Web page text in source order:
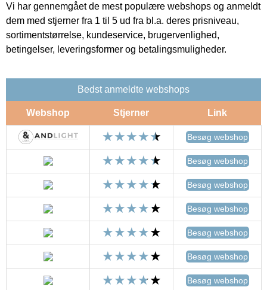
Vi har gennemgået de mest populære webshops og anmeldt
dem med stjerner fra 1 til 5 ud fra bl.a. deres prisniveau,
sortimentstørrelse, kundeservice, brugervenlighed,
betingelser, leveringsformer og betalingsmuligheder.
Bedst anmeldte webshops
Webshop Stjerner Link
Besøg webshop
Besøg webshop
Besøg webshop
Besøg webshop
Besøg webshop
Besøg webshop
Besøg webshop